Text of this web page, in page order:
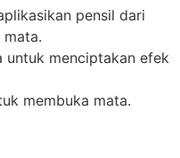
pensil dari
untuk menciptakan efek
membuka mata.